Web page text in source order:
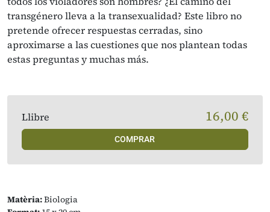
transgénero lleva a la transexualidad? Este libro no
pretende ofrecer respuestas cerradas, sino
aproximarse a las cuestiones que nos plantean todas
estas preguntas y muchas más.
Matèria:Biologia
Llibre 16,00 €
COMPRAR